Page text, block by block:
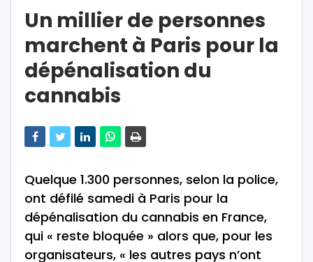
Un millier de personnes
marchent à Paris pour la
dépénalisation du
cannabis
Quelque 1.300 personnes, selon la police,
ont défilé samedi à Paris pour la
dépénalisation du cannabis en France,
qui « reste bloquée » alors que, pour les
organisateurs, « les autres pays n’ont